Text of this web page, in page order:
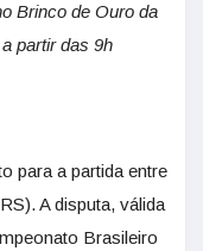
Brinco de Ouro da
partir das 9h
para a partida entre
A disputa, válida
Brasileiro